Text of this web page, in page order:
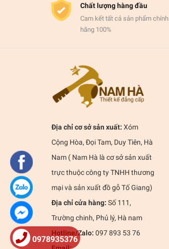
Chất lượng hàng đầu
Cam kết tất cả sản phẩm chính
hãng 100%
Địa chỉ cơ sở sản xuất: Xóm
Cộng Hòa, Đọi Tam, Duy Tiên, Hà
Nam ( Nam Hà là cơ sở sản xuất
trực thuộc công ty TNHH thương
mại và sản xuất đồ gỗ Tố Giang)
Địa chỉ cửa hàng: Số 111,
Trường chinh, Phủ lý, Hà nam
Hotline/Zalo: 097 893 53 76
0978935376